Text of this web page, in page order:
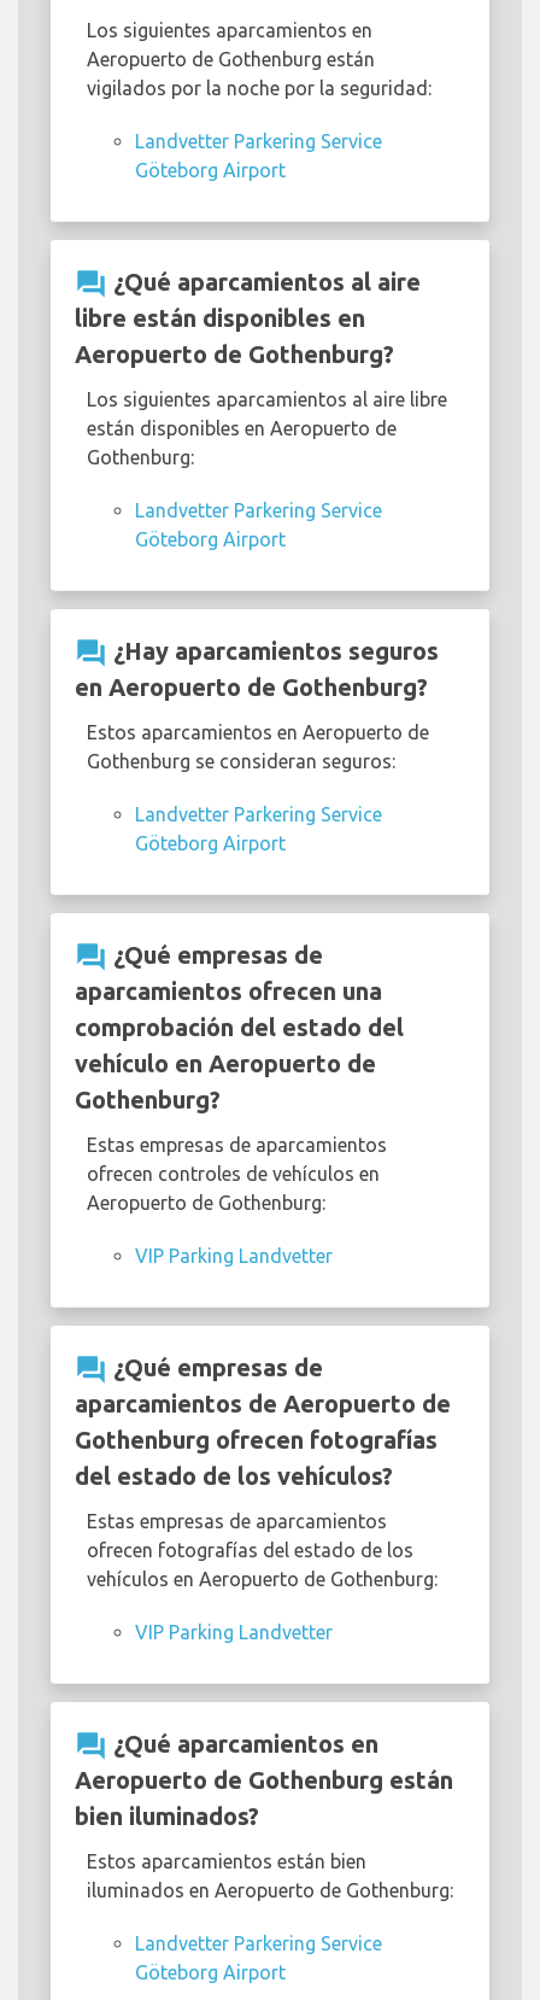
Los siguientes aparcamientos en
Aeropuerto de Gothenburg están
vigilados por la noche por la seguridad:
Landvetter Parkering Service
Göteborg Airport
question_answer ¿Qué aparcamientos al aire
libre están disponibles en
Aeropuerto de Gothenburg?
Los siguientes aparcamientos al aire libre
están disponibles en Aeropuerto de
Gothenburg:
Landvetter Parkering Service
Göteborg Airport
question_answer ¿Hay aparcamientos seguros
en Aeropuerto de Gothenburg?
Estos aparcamientos en Aeropuerto de
Gothenburg se consideran seguros:
Landvetter Parkering Service
Göteborg Airport
question_answer ¿Qué empresas de
aparcamientos ofrecen una
comprobación del estado del
vehículo en Aeropuerto de
Gothenburg?
Estas empresas de aparcamientos
ofrecen controles de vehículos en
Aeropuerto de Gothenburg:
VIP Parking Landvetter
question_answer ¿Qué empresas de
aparcamientos de Aeropuerto de
Gothenburg ofrecen fotografías
del estado de los vehículos?
Estas empresas de aparcamientos
ofrecen fotografías del estado de los
vehículos en Aeropuerto de Gothenburg:
VIP Parking Landvetter
question_answer ¿Qué aparcamientos en
Aeropuerto de Gothenburg están
bien iluminados?
Estos aparcamientos están bien
iluminados en Aeropuerto de Gothenburg:
Landvetter Parkering Service
Göteborg Airport